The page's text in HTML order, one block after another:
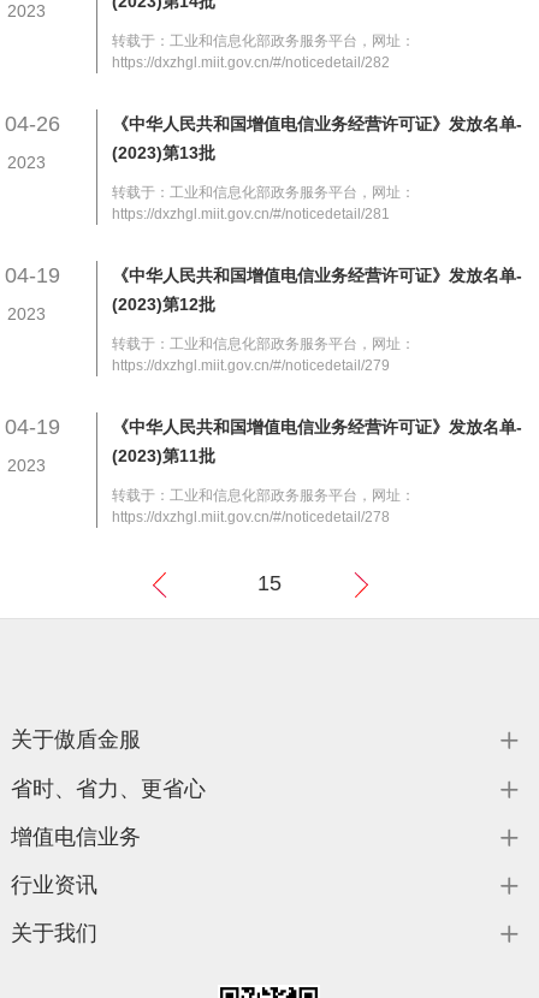
2023
转载于：工业和信息化部政务服务平台，网址：
https://dxzhgl.miit.gov.cn/#/noticedetail/282
04-26
2023
《中华人民共和国增值电信业务经营许可证》发放名单-
(2023)第13批
转载于：工业和信息化部政务服务平台，网址：
https://dxzhgl.miit.gov.cn/#/noticedetail/281
04-19
2023
《中华人民共和国增值电信业务经营许可证》发放名单-
(2023)第12批
转载于：工业和信息化部政务服务平台，网址：
https://dxzhgl.miit.gov.cn/#/noticedetail/279
04-19
2023
《中华人民共和国增值电信业务经营许可证》发放名单-
(2023)第11批
转载于：工业和信息化部政务服务平台，网址：
https://dxzhgl.miit.gov.cn/#/noticedetail/278
上
一页
15
一页
关于傲盾金服
省时、省力、更省心
增值电信业务
行业资讯
关于我们